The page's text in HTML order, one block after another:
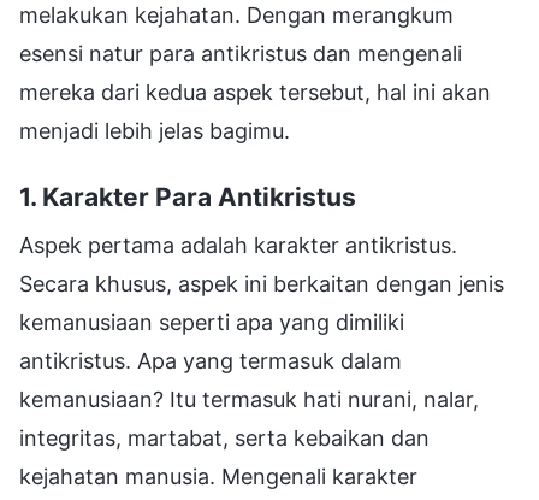
melakukan kejahatan. Dengan merangkum
esensi natur para antikristus dan mengenali
mereka dari kedua aspek tersebut, hal ini akan
menjadi lebih jelas bagimu.
1. Karakter Para Antikristus
Aspek pertama adalah karakter antikristus.
Secara khusus, aspek ini berkaitan dengan jenis
kemanusiaan seperti apa yang dimiliki
antikristus. Apa yang termasuk dalam
kemanusiaan? Itu termasuk hati nurani, nalar,
integritas, martabat, serta kebaikan dan
kejahatan manusia. Mengenali karakter